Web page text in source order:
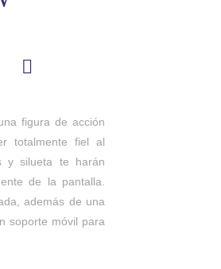
figura de acción
totalmente fiel al
y silueta te harán
de la pantalla.
además de una
soporte móvil para